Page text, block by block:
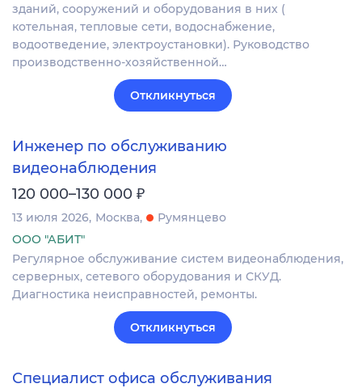
зданий, сооружений и оборудования в них (
котельная, тепловые сети, водоснабжение,
водоотведение, электроустановки). Руководство
производственно-хозяйственной…
Откликнуться
Инженер по обслуживанию
видеонаблюдения
120 000–130 000 ₽
13 июля 2026 Москва
Румянцево
ООО "АБИТ"
Регулярное обслуживание систем видеонаблюдения,
серверных, сетевого оборудования и СКУД.
Диагностика неисправностей, ремонты.
Откликнуться
Специалист офиса обслуживания